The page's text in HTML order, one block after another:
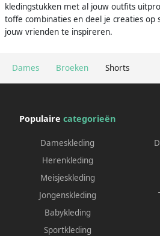
Dames Broeken Shorts
kledingstukken met al jouw outfits
toffe combinaties en deel je creaties op
jouw vrienden te inspireren.
Populaire categorieën
Dameskleding
Herenkleding
Meisjeskleding
Jongenskleding
Babykleding
Sportkleding